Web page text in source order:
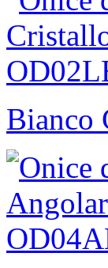
Bianco